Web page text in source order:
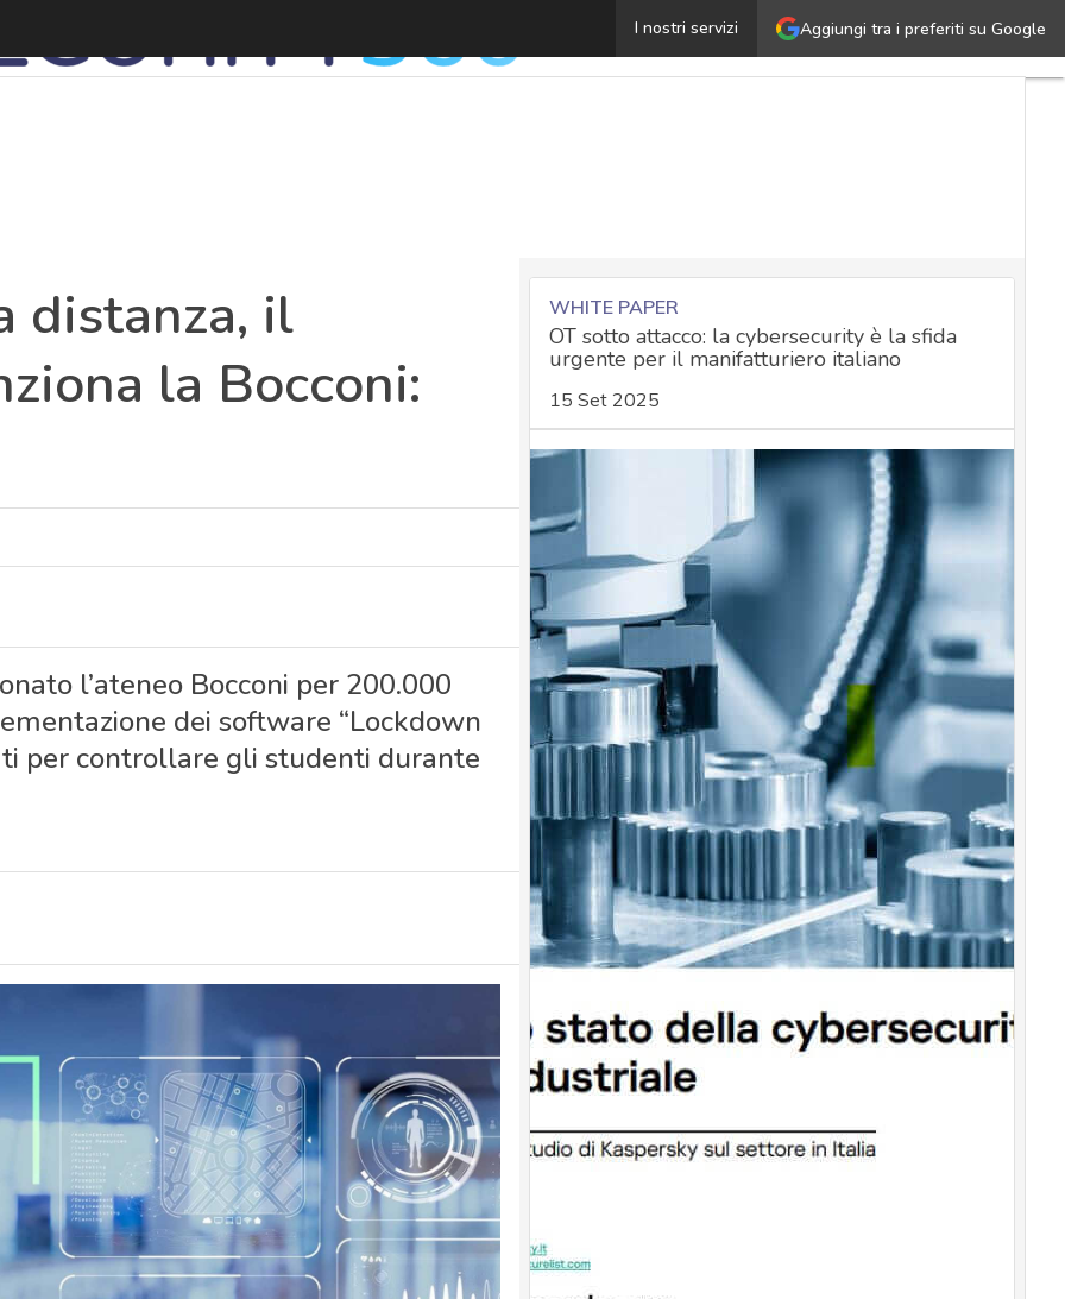
Aggiungi tra i preferiti su Google
I nostri servizi
Controllo studenti a distanza, il Garante Privacy
distanza, il
la Bocconi:
l’ateneo Bocconi per 200.000
dei software “Lockdown
per controllare gli studenti durante
WHITE PAPER
OT sotto attacco: la cybersecurity è la sfida
urgente per il manifatturiero italiano
15 Set 2025